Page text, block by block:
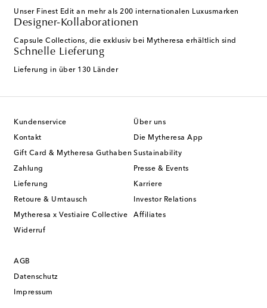
Unser Finest Edit an mehr als 200 internationalen Luxusmarken
Designer-Kollaborationen
Capsule Collections, die exklusiv bei Mytheresa erhältlich sind
Schnelle Lieferung
Lieferung in über 130 Länder
Kundenservice
Kontakt
Gift Card & Mytheresa Guthaben
Zahlung
Lieferung
Retoure & Umtausch
Mytheresa x Vestiaire Collective
Widerruf
Über uns
Die Mytheresa App
Sustainability
Presse & Events
Karriere
Investor Relations
Affiliates
AGB
Datenschutz
Impressum